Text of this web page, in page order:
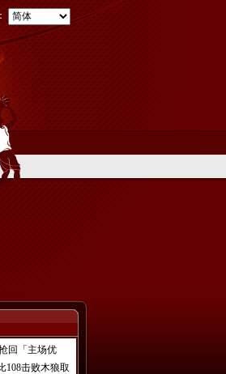
回「主场优
108击败木狼取